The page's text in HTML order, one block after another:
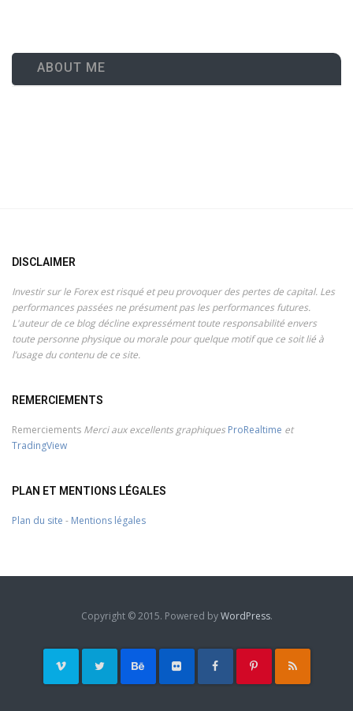
ABOUT ME
DISCLAIMER
Investir sur le Forex est risqué et peu provoquer des pertes de capital. Les
performances passées ne présument pas les performances futures.
L'auteur de ce blog décline expressément toute responsabilité envers
toute personne physique ou morale pour quelque motif que ce soit lié à
l’usage du contenu de ce site.
REMERCIEMENTS
Remerciements Merci aux excellents graphiques ProRealtime et
TradingView
PLAN ET MENTIONS LÉGALES
Plan du site - Mentions légales
Copyright © 2015. Powered byWordPress.